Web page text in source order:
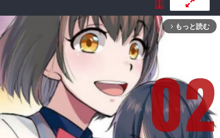
arrow_forward_ios もっと読む